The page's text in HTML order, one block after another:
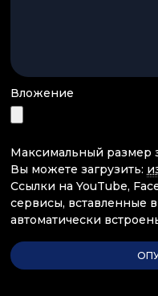
Вложение
Максимальный размер
Вы можете загрузить:
Ссылки на YouTube,
сервисы, вставленные
автоматически